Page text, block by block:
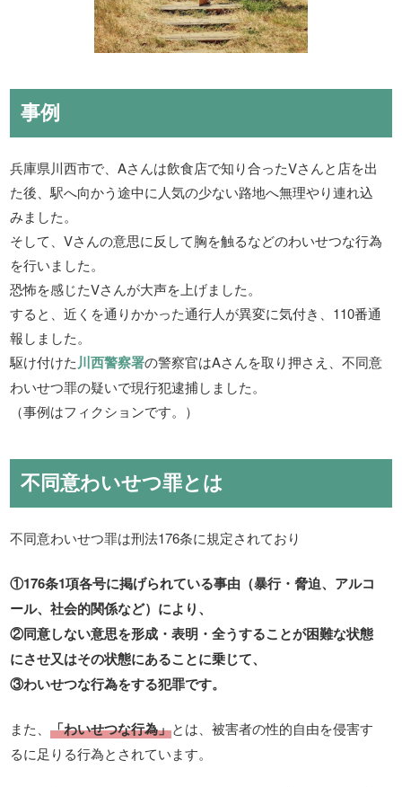
事例
兵庫県川西市で、Aさんは飲食店で知り合ったVさんと店を出
た後、駅へ向かう途中に人気の少ない路地へ無理やり連れ込
みました。
そして、Vさんの意思に反して胸を触るなどのわいせつな行為
を行いました。
恐怖を感じたVさんが大声を上げました。
すると、近くを通りかかった通行人が異変に気付き、110番通
報しました。
駆け付けた川西警察署の警察官はAさんを取り押さえ、不同意
わいせつ罪の疑いで現行犯逮捕しました。
（事例はフィクションです。）
不同意わいせつ罪とは
不同意わいせつ罪は刑法176条に規定されており
①176条1項各号に掲げられている事由（暴行・脅迫、アルコ
ール、社会的関係など）により、
②同意しない意思を形成・表明・全うすることが困難な状態
にさせ又はその状態にあることに乗じて、
③わいせつな行為をする犯罪です。
また、「わいせつな行為」とは、被害者の性的自由を侵害す
るに足りる行為とされています。